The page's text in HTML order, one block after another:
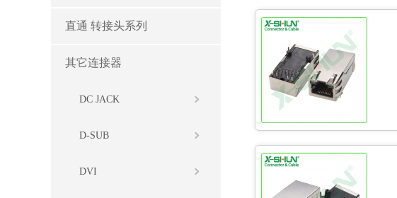
直通 转接头系列
其它连接器
DC JACK
D-SUB
DVI